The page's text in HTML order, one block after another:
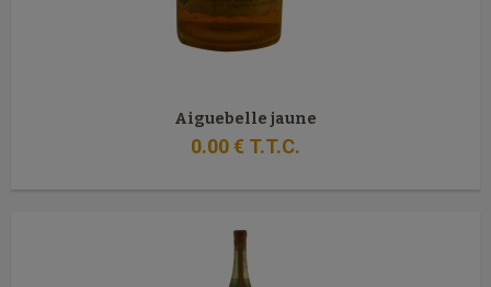
Aiguebelle jaune
0.00€ T.T.C.